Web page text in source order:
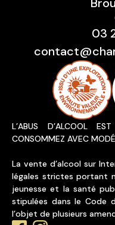
03
L’ABUS D’ALCOOL
CONSOMMEZ AVEC
La vente d’alcool sur
légales strictes portant
jeunesse et la santé
stipulées dans le Code
l’objet de plusieurs